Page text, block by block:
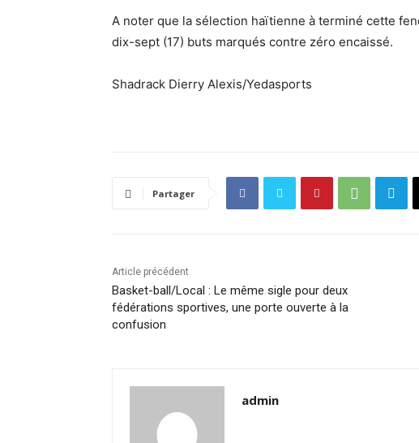
A noter que la sélection haïtienne à terminé cette
dix-sept (17) buts marqués contre zéro encaissé.
Shadrack Dierry Alexis/Yedasports
Partager
Article précédent
Basket-ball/Local : Le même sigle pour deux
fédérations sportives, une porte ouverte à la
confusion
admin